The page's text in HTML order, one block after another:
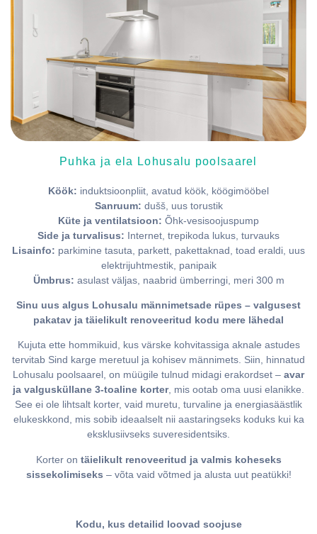
Puhka ja ela Lohusalu poolsaarel
Köök: induktsioonpliit, avatud köök, köögimööbel
Sanruum: dušš, uus torustik
Küte ja ventilatsioon: Õhk-vesisoojuspump
Side ja turvalisus: Internet, trepikoda lukus, turvauks
Lisainfo: parkimine tasuta, parkett, pakettaknad, toad eraldi, uus
elektrijuhtmestik, panipaik
Ümbrus: asulast väljas, naabrid ümberringi, meri 300 m
Sinu uus algus Lohusalu männimetsade rüpes – valgusest
pakatav ja täielikult renoveeritud kodu mere lähedal
Kujuta ette hommikuid, kus värske kohvitassiga aknale astudes
tervitab Sind karge meretuul ja kohisev männimets. Siin, hinnatud
Lohusalu poolsaarel, on müügile tulnud midagi erakordset – avar
ja valgusküllane 3-toaline korter, mis ootab oma uusi elanikke.
See ei ole lihtsalt korter, vaid muretu, turvaline ja energiasäästlik
elukeskkond, mis sobib ideaalselt nii aastaringseks koduks kui ka
eksklusiivseks suveresidentsiks.
Korter on täielikult renoveeritud ja valmis koheseks
sissekolimiseks – võta vaid võtmed ja alusta uut peatükki!
Kodu, kus detailid loovad soojuse